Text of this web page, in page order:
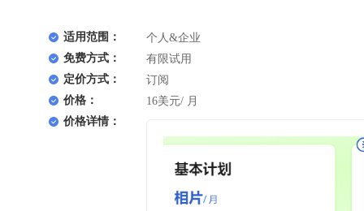
适用范围：
个人&企业
免费方式：
有限试用
定价方式：
订阅
价格：
16美元/ 月
价格详情：